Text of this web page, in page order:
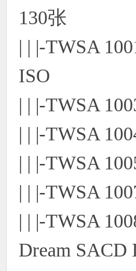
130张
| | |-TWSA
ISO
| | |-TWSA
| | |-TWSA
| | |-TWSA
| | |-TWSA
| | |-TWSA
Dream SACD